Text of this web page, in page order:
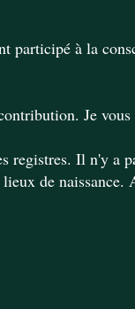
participé à la
Je
registres. Il n'y a
de naissance.